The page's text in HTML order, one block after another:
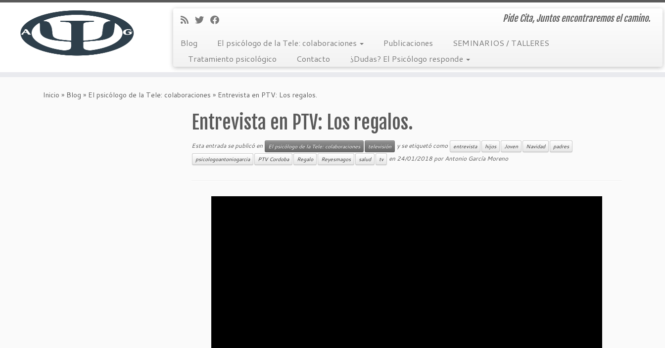
Pide Cita, Juntos encontraremos el camino.
Blog El psicólogo de la Tele: colaboraciones Publicaciones
SEMINARIOS / TALLERES
Tratamiento psicológico
Contacto ¿Dudas? El Psicólogo responde
Inicio » Blog » El psicólogo de la Tele: colaboraciones » Entrevista en PTV: Los regalos.
Entrevista en PTV: Los regalos.
Esta entrada se publicó en El psicólogo de la Tele: colaboraciones televisión y se etiquetó como entrevista hijos Joven Navidad
padres
psicologoantoniogarcia
PTV Cordoba Regalo Reyesmagos salud tv en 24/01/2018 porAntonio García Moreno